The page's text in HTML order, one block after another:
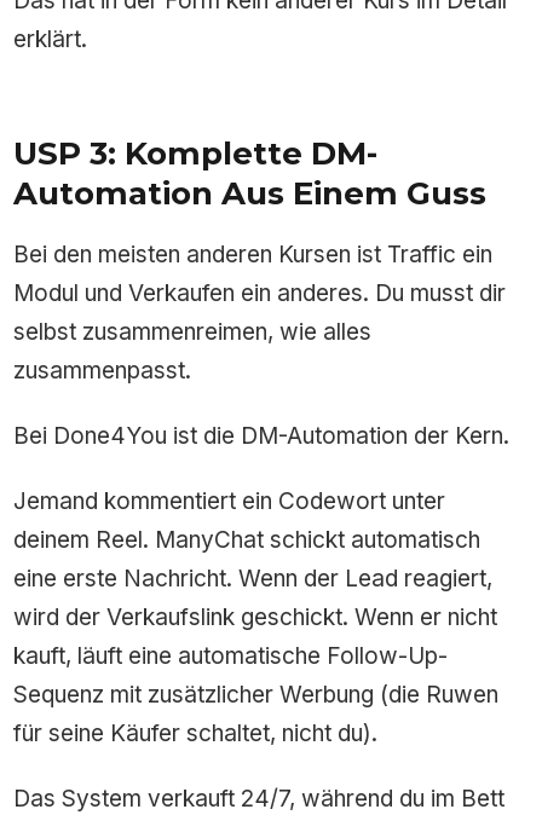
erklärt.
USP 3: Komplette DM-
Automation Aus Einem Guss
Bei den meisten anderen Kursen ist Traffic ein
Modul und Verkaufen ein anderes. Du musst dir
selbst zusammenreimen, wie alles
zusammenpasst.
Bei Done4You ist die DM-Automation der Kern.
Jemand kommentiert ein Codewort unter
deinem Reel. ManyChat schickt automatisch
eine erste Nachricht. Wenn der Lead reagiert,
wird der Verkaufslink geschickt. Wenn er nicht
kauft, läuft eine automatische Follow-Up-
Sequenz mit zusätzlicher Werbung (die Ruwen
für seine Käufer schaltet, nicht du).
Das System verkauft 24/7, während du im Bett